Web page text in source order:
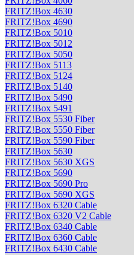
FRITZ!Box 4630
FRITZ!Box 4690
FRITZ!Box 5010
FRITZ!Box 5012
FRITZ!Box 5050
FRITZ!Box 5113
FRITZ!Box 5124
FRITZ!Box 5140
FRITZ!Box 5490
FRITZ!Box 5491
FRITZ!Box 5530 Fiber
FRITZ!Box 5550 Fiber
FRITZ!Box 5590 Fiber
FRITZ!Box 5630
FRITZ!Box 5630 XGS
FRITZ!Box 5690
FRITZ!Box 5690 Pro
FRITZ!Box 5690 XGS
FRITZ!Box 6320 Cable
FRITZ!Box 6320 V2 Cable
FRITZ!Box 6340 Cable
FRITZ!Box 6360 Cable
FRITZ!Box 6430 Cable